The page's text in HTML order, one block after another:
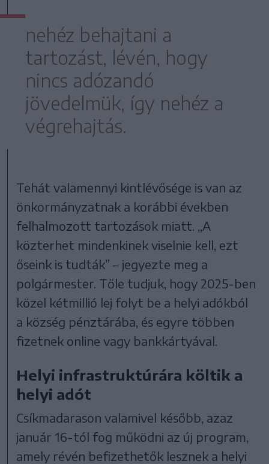
nehéz behajtani a
tartozást, lévén, hogy
nincs adózandó
jövedelmük, így nehéz a
végrehajtás.
Tehát valamennyi kintlévősége is van az
önkormányzatnak a korábbi években
felhalmozott tartozások miatt. „A
közterhet mindenkinek viselnie kell, ezt
őseink is tudták” – jegyezte meg a
polgármester. Tőle tudjuk, hogy 2025-ben
közel kétmillió lej folyt be a helyi adókból
a község pénztárába, és egyre többen
fizetnek online vagy bankkártyával.
Helyi infrastruktúrára költik a
helyi adót
Csíkmadarason valamivel később, azaz
január 16-tól fog működni az új program,
amely révén befizethetők lesznek a helyi